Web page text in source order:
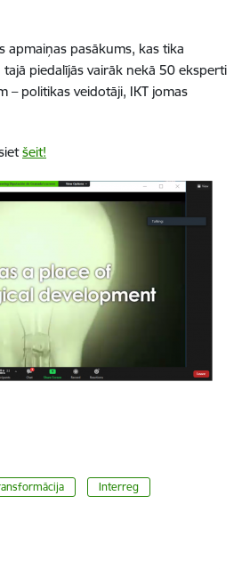
apmaiņas pasākums, kas tika
piedalījās vairāk nekā 50 eksperti
– politikas veidotāji, IKT jomas
šeit!
Interreg